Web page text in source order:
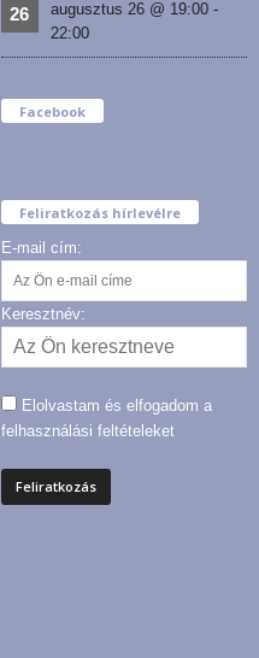
26 augusztus 26 @ 19:00-
22:00
Facebook
Feliratkozás hírlevélre
E-mail cím:
Keresztnév:
Elolvastam és elfogadom a
felhasználási feltételeket